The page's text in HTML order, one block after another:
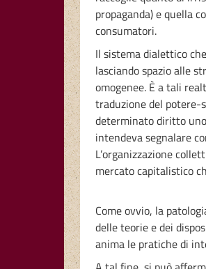
propaganda) e quella
consumatori.
Il sistema dialettico
lasciando spazio alle
omogenee. È a tali
traduzione del potere-
determinato diritto
intendeva segnalare
L’organizzazione
mercato capitalistico
Come ovvio, la
delle teorie e dei
anima le pratiche di